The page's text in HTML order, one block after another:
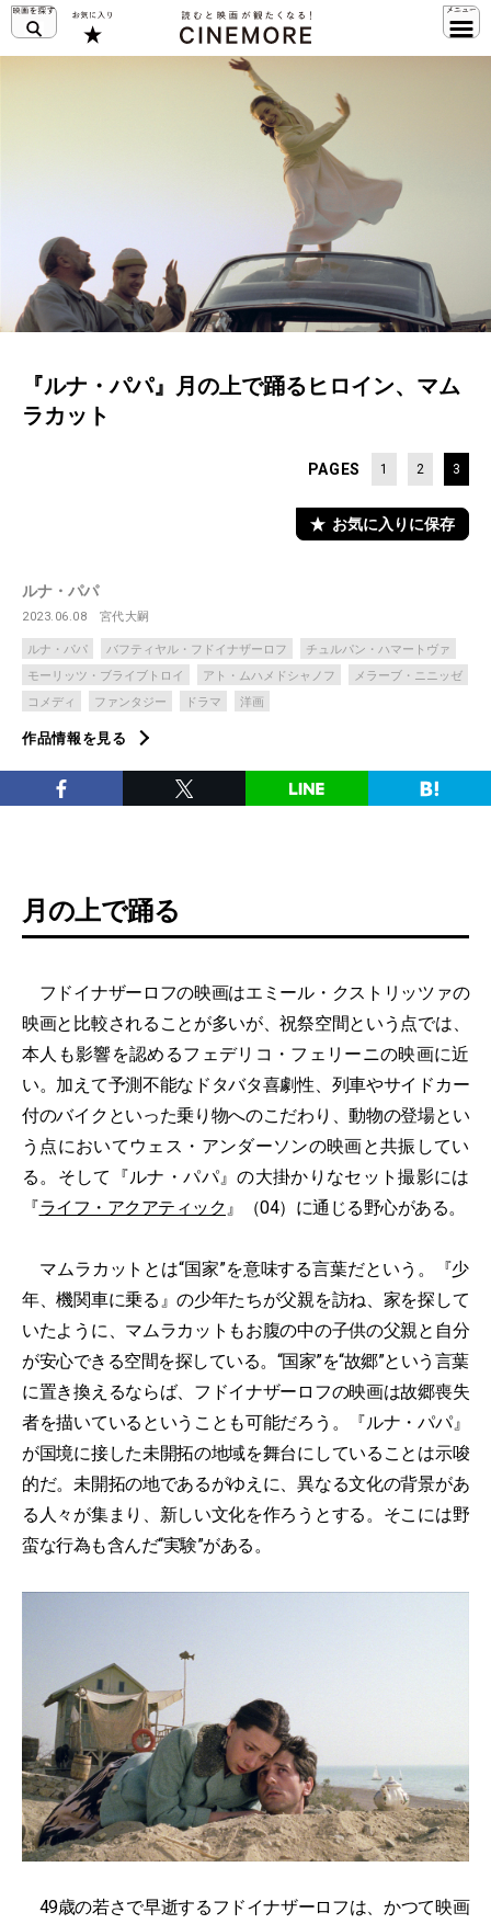
『ルナ・パパ』月の上で踊るヒロイン、マム
ラカット
PAGES 1 2 3
お気に入りに保存
ルナ・パパ
2023.06.08 宮代大嗣
ルナ・パパ バフティヤル・フドイナザーロフ
チュルパン・ハマートヴァ
モーリッツ・ブライブトロイ
アト・ムハメドシャノフ
メラーブ・ニニッゼ
コメディ
ファンタジー ドラマ 洋画
作品情報を見る
月の上で踊る
フドイナザーロフの映画はエミール・クストリッツァの
映画と比較されることが多いが、祝祭空間という点では、
本人も影響を認めるフェデリコ・フェリーニの映画に近
い。加えて予測不能なドタバタ喜劇性、列車やサイドカー
付のバイクといった乗り物へのこだわり、動物の登場とい
う点においてウェス・アンダーソンの映画と共振してい
る。そして『ルナ・パパ』の大掛かりなセット撮影には
『ライフ・アクアティック』（04）に通じる野心がある。
マムラカットとは“国家”を意味する言葉だという。『少
年、機関車に乗る』の少年たちが父親を訪ね、家を探して
いたように、マムラカットもお腹の中の子供の父親と自分
が安心できる空間を探している。“国家”を“故郷”という言葉
に置き換えるならば、フドイナザーロフの映画は故郷喪失
者を描いているということも可能だろう。『ルナ・パパ』
が国境に接した未開拓の地域を舞台にしていることは示唆
的だ。未開拓の地であるがゆえに、異なる文化の背景があ
る人々が集まり、新しい文化を作ろうとする。そこには野
蛮な行為も含んだ“実験”がある。
49歳の若さで早逝するフドイナザーロフは、かつて映画